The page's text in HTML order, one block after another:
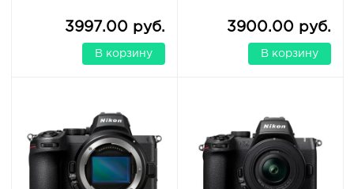
3997.00 руб.
В корзину
3900.00 руб.
В корзину